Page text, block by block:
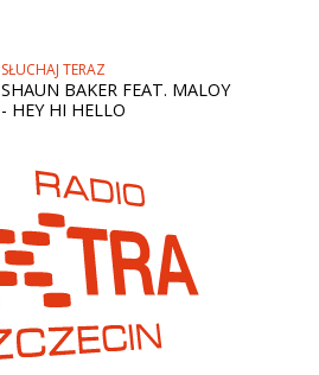
SŁUCHAJ TERAZ
SHAUN BAKER FEAT. MALOY
- HEY HI HELLO